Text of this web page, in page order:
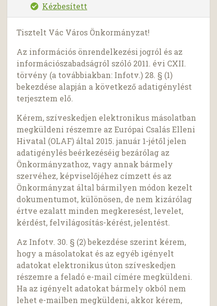
Kézbesített
Tisztelt Vác Város Önkormányzat!
Az információs önrendelkezési jogról és az
információszabadságról szóló 2011. évi CXII.
törvény (a továbbiakban: Infotv.) 28. § (1)
bekezdése alapján a következő adatigénylést
terjesztem elő.
Kérem, szíveskedjen elektronikus másolatban
megküldeni részemre az Európai Csalás Elleni
Hivatal (OLAF) által 2015. január 1-jétől jelen
adatigénylés beérkezéséig bezárólag az
Önkormányzathoz, vagy annak bármely
szervéhez, képviselőjéhez címzett és az
Önkormányzat által bármilyen módon kezelt
dokumentumot, különösen, de nem kizárólag
értve ezalatt minden megkeresést, levelet,
kérdést, felvilágosítás-kérést, jelentést.
Az Infotv. 30. § (2) bekezdése szerint kérem,
hogy a másolatokat és az egyéb igényelt
adatokat elektronikus úton szíveskedjen
részemre a feladó e-mail címére megküldeni.
Ha az igényelt adatokat bármely okból nem
lehet e-mailben megküldeni, akkor kérem,